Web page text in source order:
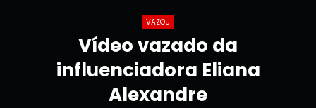
VAZOU
Vídeo vazado da
influenciadora Eliana
Alexandre